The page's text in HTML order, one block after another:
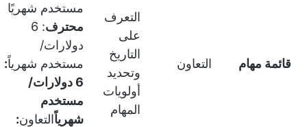
قائمة مهام التعاون
التعرف
على
التاريخ
وتحديد
أولويات
المهام
مستخدم شهريًا
محترف : 6
دولارات/
مستخدم شهرياً:
6 دولارات/
مستخدم
شهرياًالتعاون: